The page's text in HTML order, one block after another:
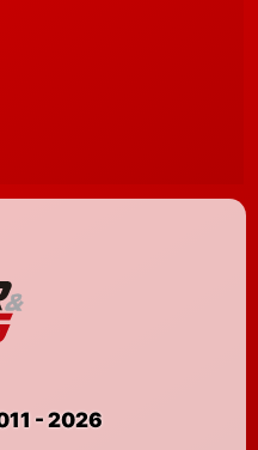
- 2026